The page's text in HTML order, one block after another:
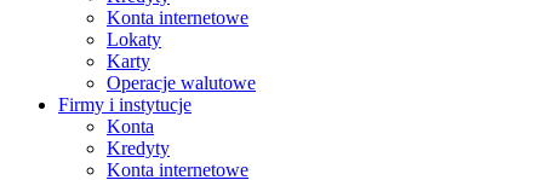
Konta internetowe
Lokaty
Karty
Operacje walutowe
Firmy i instytucje
Konta
Kredyty
Konta internetowe